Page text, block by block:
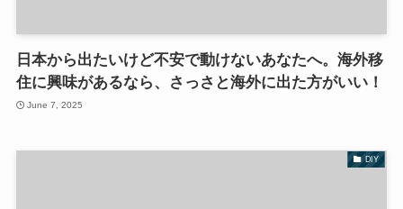
日本から出たいけど不安で動けないあなたへ。海外移
住に興味があるなら、さっさと海外に出た方がいい！
June 7, 2025
DIY